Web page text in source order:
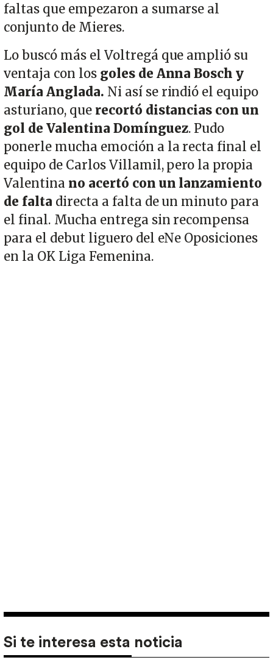
faltas que empezaron a sumarse al
conjunto de Mieres.
Lo buscó más el Voltregá que amplió su
ventaja con los goles de Anna Bosch y
María Anglada. Ni así se rindió el equipo
asturiano, que recortó distancias con un
gol de Valentina Domínguez. Pudo
ponerle mucha emoción a la recta final el
equipo de Carlos Villamil, pero la propia
Valentina no acertó con un lanzamiento
de falta directa a falta de un minuto para
el final. Mucha entrega sin recompensa
para el debut liguero del eNe Oposiciones
en la OK Liga Femenina.
Si te interesa esta noticia